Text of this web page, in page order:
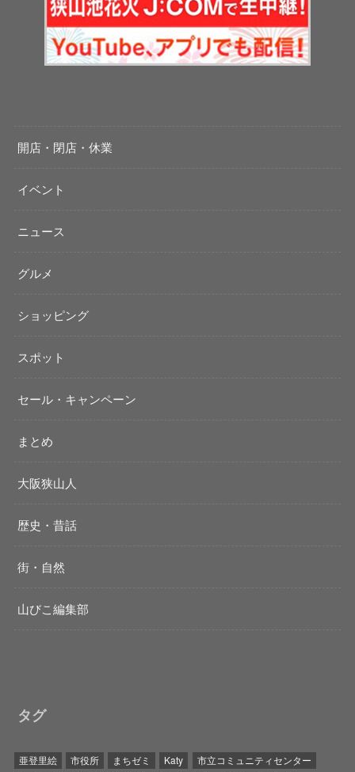
開店・閉店・休業
イベント
ニュース
グルメ
ショッピング
スポット
セール・キャンペーン
まとめ
大阪狭山人
歴史・昔話
街・自然
山びこ編集部
タグ
亜登里絵 市役所 まちゼミ Katy
市立コミュニティセンター